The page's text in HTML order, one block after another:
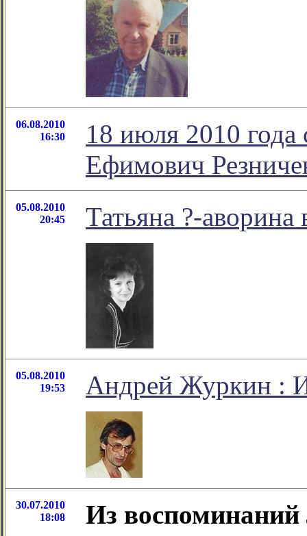
06.08.2010
16:30
18 июля 2010
Ефимович
05.08.2010
20:45
Татьяна ?-
05.08.2010
19:53
Андрей Журкин :
30.07.2010
18:08
Из